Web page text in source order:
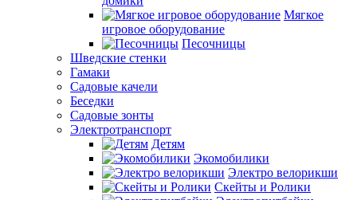
Мягкое
игровое оборудование
Песочницы
Шведские стенки
Гамаки
Садовые качели
Беседки
Садовые зонты
Электротранспорт
Детям
Экомобилики
Электро велорикши
Скейты и Ролики